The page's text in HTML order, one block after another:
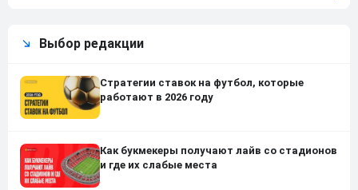
Выбор редакции
Стратегии ставок на футбол, которые
работают в 2026 году
Как букмекеры получают лайв со стадионов
и где их слабые места